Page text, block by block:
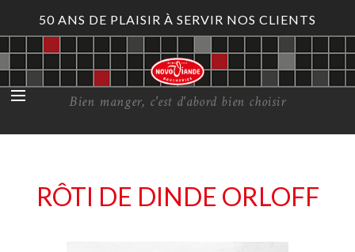
50 ANS DE PLAISIR À SERVIR NOS CLIENTS
Bien manger, c'est d'abord bien choisir
RÔTI DE DINDE ORLOFF